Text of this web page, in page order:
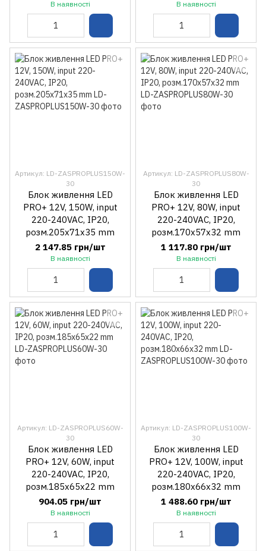
В наявності В наявності
Артикул: LD-ZASPROPLUS150W-
30
Блок живлення LED
PRO+ 12V, 150W, input
220-240VAC, IP20,
розм.205x71x35 mm
2 147.85 грн/шт
В наявності
Артикул: LD-ZASPROPLUS80W-
30
Блок живлення LED
PRO+ 12V, 80W, input
220-240VAC, IP20,
розм.170x57x32 mm
1 117.80 грн/шт
В наявності
Артикул: LD-ZASPROPLUS60W-
30
Блок живлення LED
PRO+ 12V, 60W, input
220-240VAC, IP20,
розм.185x65x22 mm
904.05 грн/шт
В наявності
Артикул: LD-ZASPROPLUS100W-
30
Блок живлення LED
PRO+ 12V, 100W, input
220-240VAC, IP20,
розм.180x66x32 mm
1 488.60 грн/шт
В наявності